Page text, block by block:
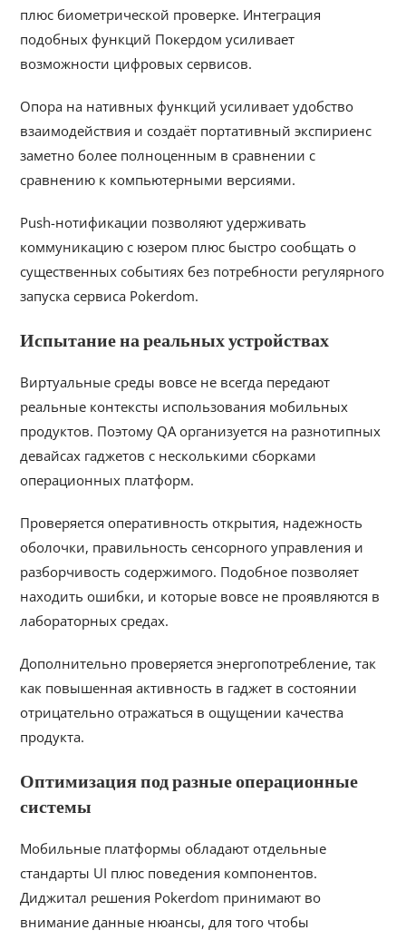
плюс биометрической проверке. Интеграция
подобных функций Покердом усиливает
возможности цифровых сервисов.
Опора на нативных функций усиливает удобство
взаимодействия и создаёт портативный экспириенс
заметно более полноценным в сравнении с
сравнению к компьютерными версиями.
Push-нотификации позволяют удерживать
коммуникацию с юзером плюс быстро сообщать о
существенных событиях без потребности регулярного
запуска сервиса Pokerdom.
Испытание на реальных устройствах
Виртуальные среды вовсе не всегда передают
реальные контексты использования мобильных
продуктов. Поэтому QA организуется на разнотипных
девайсах гаджетов с несколькими сборками
операционных платформ.
Проверяется оперативность открытия, надежность
оболочки, правильность сенсорного управления и
разборчивость содержимого. Подобное позволяет
находить ошибки, и которые вовсе не проявляются в
лабораторных средах.
Дополнительно проверяется энергопотребление, так
как повышенная активность в гаджет в состоянии
отрицательно отражаться в ощущении качества
продукта.
Оптимизация под разные операционные
системы
Мобильные платформы обладают отдельные
стандарты UI плюс поведения компонентов.
Диджитал решения Pokerdom принимают во
внимание данные нюансы, для того чтобы